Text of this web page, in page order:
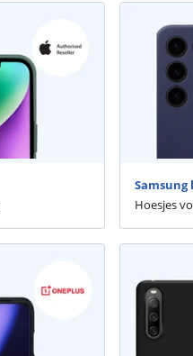
Samsung
Hoesjes